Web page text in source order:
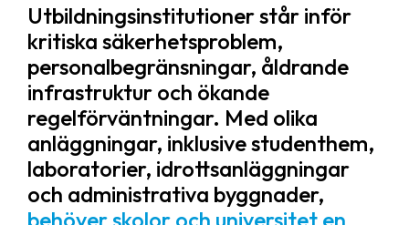
Utbildningsinstitutioner står inför
kritiska säkerhetsproblem,
personalbegränsningar, åldrande
infrastruktur och ökande
regelförväntningar. Med olika
anläggningar, inklusive studenthem,
laboratorier, idrottsanläggningar
och administrativa byggnader,
behöver skolor och universitet en